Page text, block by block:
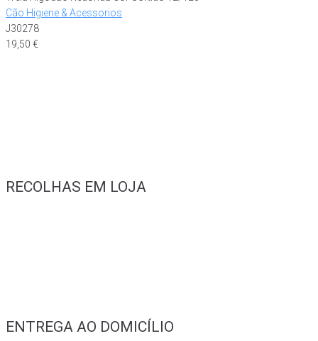
Cão Higiene & Acessorios
J30278
19,50 €
RECOLHAS EM LOJA
ENTREGA AO DOMICÍLIO